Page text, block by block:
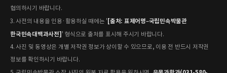
협의하시기 바랍니다.
3. 사전의 내용을 인용·활용하실 때에는 ' [출처: 표제어명–국립민속박물관
한국민속대백과사전] ' 형식으로 출처를 표시해 주시기 바랍니다.
4. 사진 및 동영상은 개별 저작권 정보가 상이할 수 있으므로, 이용 전 반드시 저작권
정보를 확인하시기 바랍니다.